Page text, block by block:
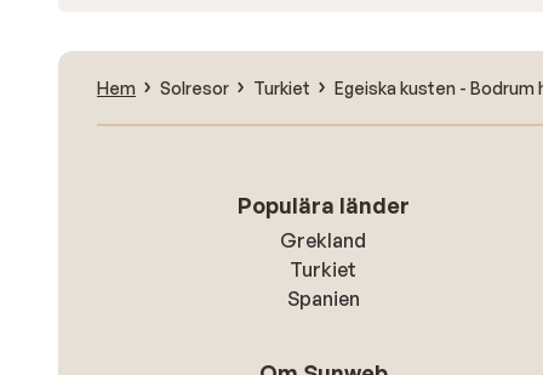
Hem Solresor Turkiet Egeiska kusten - Bodrum
Populära länder
Grekland
Turkiet
Spanien